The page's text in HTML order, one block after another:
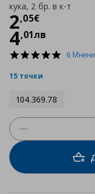
кука, 2 бр. в к-т
2,05€
Цена
4,01лв
4.8
6
15 точки
104.369.78